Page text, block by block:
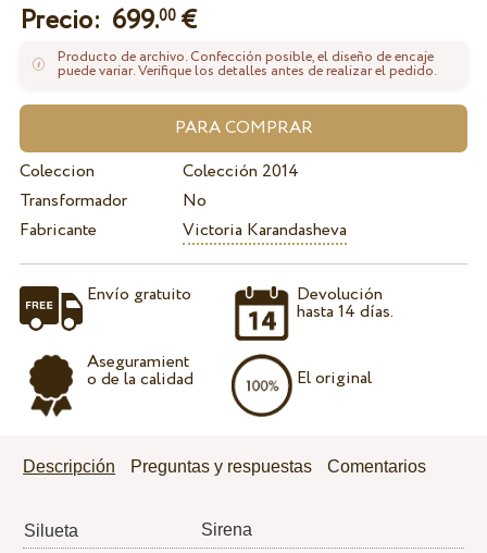
Precio: 699.00€
Producto de archivo. Confección posible, el diseño de encaje
puede variar. Verifique los detalles antes de realizar el pedido.
Coleccion
Colección 2014
Transformador
No
Fabricante
Victoria Karandasheva
Envío gratuito
Aseguramient
o de la calidad
Devolución
hasta 14 días.
El original
Descripción Preguntas y respuestas Comentarios
Silueta
Sirena